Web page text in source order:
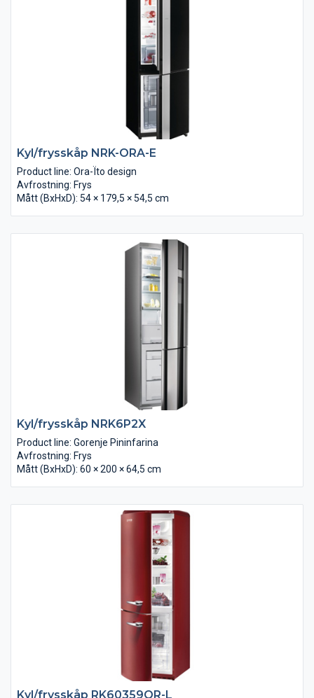
Kyl/frysskåp NRK-ORA-E
Product line: Ora-Ïto design
Avfrostning: Frys
Mått (BxHxD): 54 × 179,5 × 54,5 cm
Kyl/frysskåp NRK6P2X
Product line: Gorenje Pininfarina
Avfrostning: Frys
Mått (BxHxD): 60 × 200 × 64,5 cm
Kyl/frysskåp RK60359OR-L